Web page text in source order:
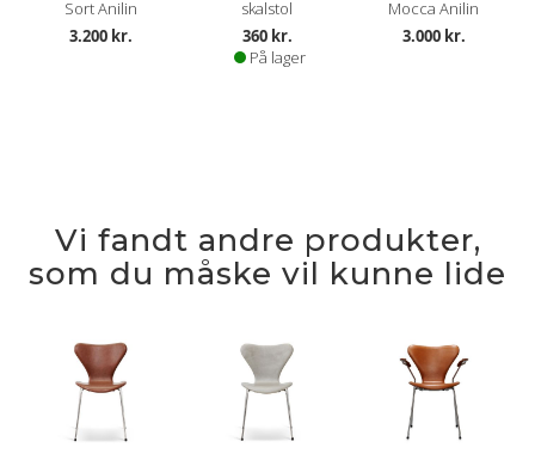
Sort Anilin
3.200 kr.
skalstol
360 kr.
På lager
Mocca Anilin
3.000 kr.
Vi fandt andre produkter,
som du måske vil kunne lide